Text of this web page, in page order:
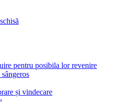
pentru posibila lor revenire
și vindecare